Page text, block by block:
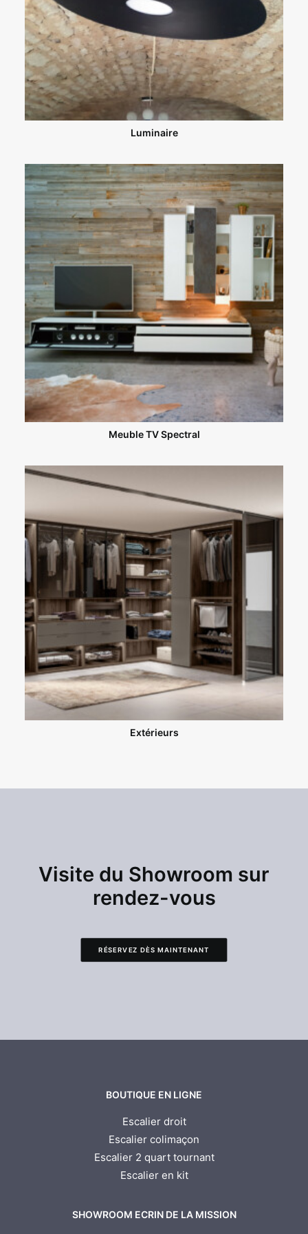
Luminaire
Meuble TV Spectral
Extérieurs
Visite du Showroom sur
rendez-vous
RÉSERVEZ DÈS MAINTENANT
BOUTIQUE EN LIGNE
Escalier droit
Escalier colimaçon
Escalier 2 quart tournant
Escalier en kit
SHOWROOM ECRIN DE LA MISSION